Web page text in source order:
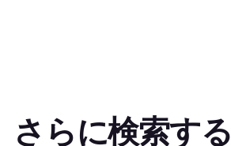
さらに検索する